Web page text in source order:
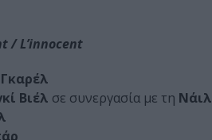
/L’innocent
Βιέλ σε συνεργασία με τη